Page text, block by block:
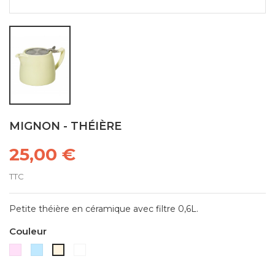
MIGNON - THÉIÈRE
25,00 €
TTC
Petite théière en céramique avec filtre 0,6L.
Couleur